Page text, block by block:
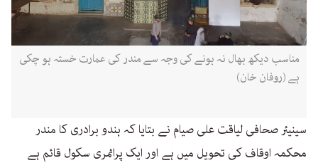
مناسب دیکھ بھال نہ ہونے کی وجہ سے مندر کی عمارت خستہ ہو چکی
ہے (روفان خان)
سینیئر صحافی لیاقت علی صیام نے بتایا کہ ہندو برادری کا مندر
محکمہ اوقاف کی تحویل میں ہے اور ایک پرائمری سکول قائم ہے